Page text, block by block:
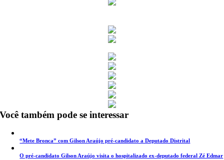
Você também pode se interessar
“Mete Bronca” com Gilson Araújo pré-candidato a Deputado Distrital
O pré-candidato Gilson Araújo visita o hospitalizado ex-deputado federal Zé Edmar